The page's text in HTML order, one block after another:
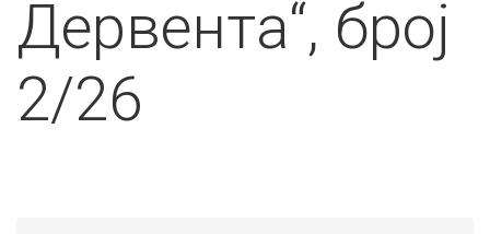
Дервента“, број
2/26